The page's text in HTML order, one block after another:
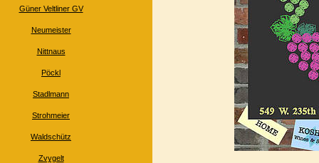
Güner Veltliner GV
Neumeister
Nittnaus
Pöckl
Stadlmann
Strohmeier
Waldschütz
Zvygelt